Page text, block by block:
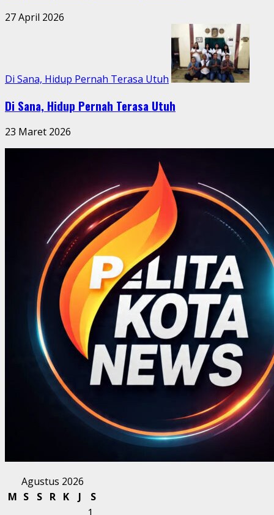
27 April 2026
Di Sana, Hidup Pernah Terasa Utuh
Di Sana, Hidup Pernah Terasa Utuh
23 Maret 2026
Agustus 2026
M S S R K J
S